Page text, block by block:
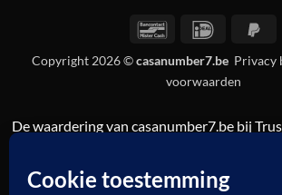
BancontactIDeal
Copyright 2026 ©casanumber7.be Privacy
voorwaarden
De waardering van casanumber7.be bij